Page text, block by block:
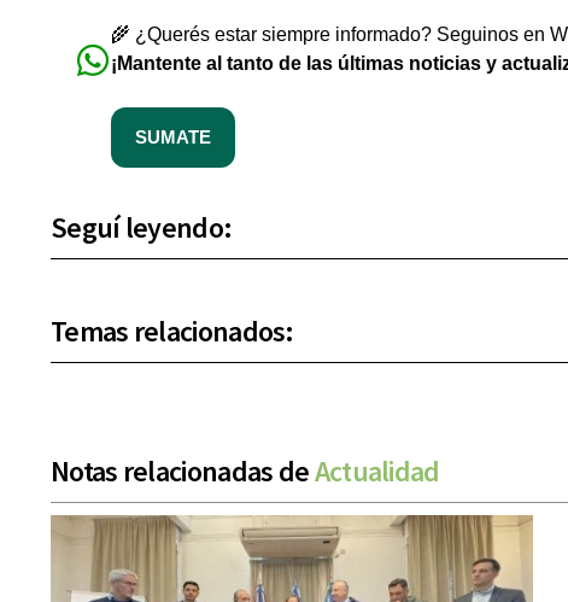
🌾 ¿Querés estar siempre informado? Seguinos en
¡Mantente al tanto de las últimas noticias y
SUMATE
Seguí leyendo:
Temas relacionados:
Notas relacionadas deActualidad